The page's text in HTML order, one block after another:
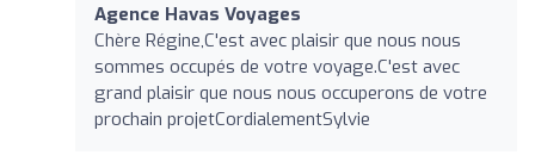
Agence Havas Voyages
Chère Régine,C'est avec plaisir que nous nous
sommes occupés de votre voyage.C'est avec
grand plaisir que nous nous occuperons de votre
prochain projetCordialementSylvie